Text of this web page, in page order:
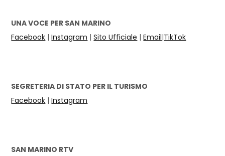
UNA VOCE PER SAN MARINO
Facebook |Instagram |Sito Ufficiale | Email|TikTok
SEGRETERIA DI STATO PER IL TURISMO
Facebook |Instagram
SAN MARINO RTV